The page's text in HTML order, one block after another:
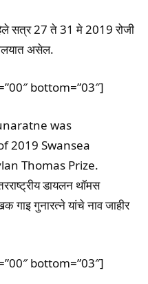
सत्र 27 ते 31 मे 2019 रोजी
असेल.
bottom=”03″]
was
2019 Swansea
Thomas Prize.
डायलन थॉमस
गाइ गुनारत्ने यांचे नाव जाहीर
bottom=”03″]